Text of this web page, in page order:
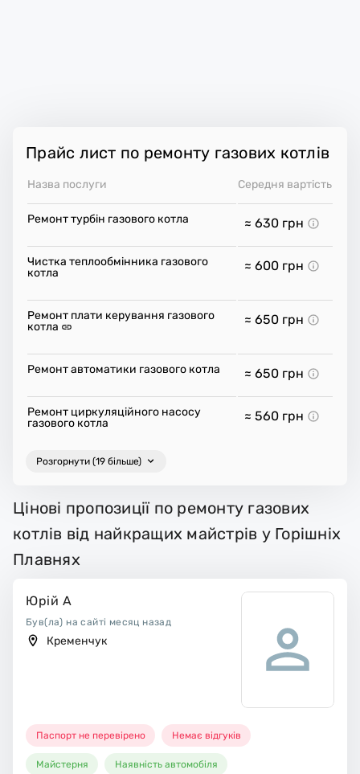
Прайс лист по ремонту газових котлів
Назва послуги Середня вартість
Ремонт турбін газового котла ≈ 630 грн
Чистка теплообмінника газового
котла
≈ 600 грн
Ремонт плати керування газового
котла
≈ 650 грн
Ремонт автоматики газового котла ≈ 650 грн
Ремонт циркуляційного насосу
газового котла
≈ 560 грн
Розгорнути (19 більше)
Цінові пропозиції по ремонту газових
котлів від найкращих майстрів у Горішніх
Плавнях
Юрій А
Був(ла) на сайті месяц назад
Кременчук
Паспорт не перевірено Немає відгуків
Майстерня Наявність автомобіля